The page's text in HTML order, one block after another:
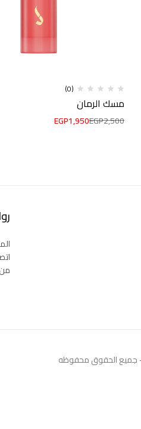
(0)
مسك الرمان
EGP2,500
EGP1,950